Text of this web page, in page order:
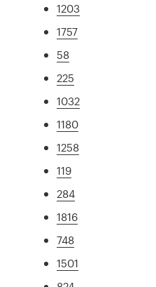
1203
1757
58
225
1032
1180
1258
119
284
1816
748
1501